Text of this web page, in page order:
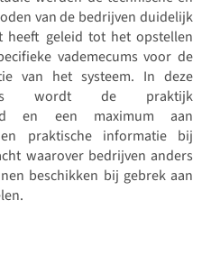
van de bedrijven duidelijk
heeft geleid tot het opstellen
vademecums voor de
van het systeem. In deze
wordt de praktijk
en een maximum aan
praktische informatie bij
waarover bedrijven anders
beschikken bij gebrek aan